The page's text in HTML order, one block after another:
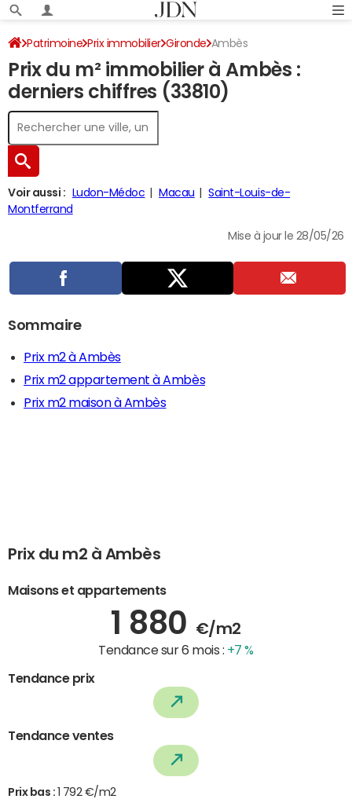
Patrimoine Prix immobilier Gironde Ambès
Prix du m² immobilier à Ambès :
derniers chiffres (33810)
Voir aussi : Ludon-Médoc Macau
Saint-Louis-de-
Montferrand
Mise à jour le 28/05/26
Sommaire
Prix m2 à Ambès
Prix m2 appartement à Ambès
Prix m2 maison à Ambès
Prix du m2 à Ambès
Maisons et appartements
1 880 €/m2
Tendance sur 6 mois : +7 %
Tendance prix
Tendance ventes
Prix bas :
1 792 €/m2